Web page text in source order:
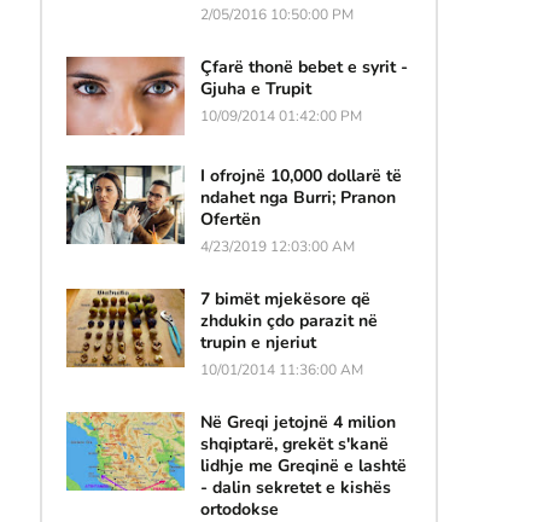
2/05/2016 10:50:00 PM
Çfarë thonë bebet e syrit -
Gjuha e Trupit
10/09/2014 01:42:00 PM
I ofrojnë 10,000 dollarë të
ndahet nga Burri; Pranon
Ofertën
4/23/2019 12:03:00 AM
7 bimët mjekësore që
zhdukin çdo parazit në
trupin e njeriut
10/01/2014 11:36:00 AM
Në Greqi jetojnë 4 milion
shqiptarë, grekët s'kanë
lidhje me Greqinë e lashtë
- dalin sekretet e kishës
ortodokse